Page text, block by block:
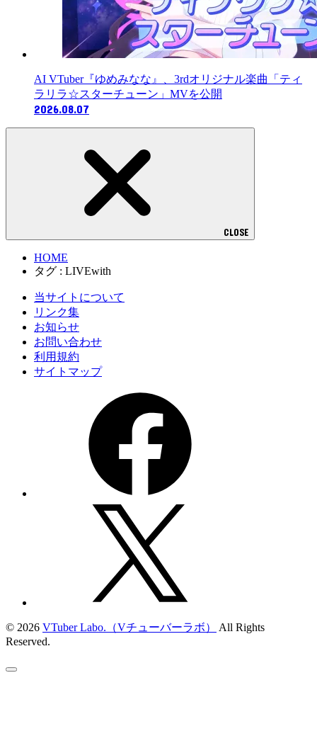
AI VTuber『ゆめみなな』、3rdオリジナル楽曲「ティ
ラリラ☆スターチューン」MVを公開
2026.08.07
CLOSE
HOME
タグ : LIVEwith
当サイトについて
リンク集
お知らせ
お問い合わせ
利用規約
サイトマップ
© 2026 VTuber Labo.（Vチューバーラボ）
All Rights
Reserved.